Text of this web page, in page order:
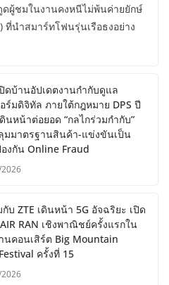
ผู้ชมในงานคงหนีไม่พ้นค่ายยักษ์
ที่นำสมาร์ทโฟนรุ่นเรือธงอย่าง
ปิดบ้านอัปเดตงานกำกับดูแล
ร์มดิจิทัล ภายใต้กฎหมาย DPS ปี
นหน้าต่อยอด “กลไกร่วมกำกับ”
มมาตรฐานสินค้า-แข่งขันเป็น
งกัน Online Fraud
กับ ZTE เดินหน้า 5G อัจฉริยะ เปิด
RAN เชิงพาณิชย์ครั้งแรกใน
นคอนเสิร์ต Big Mountain
ครั้งที่ 15